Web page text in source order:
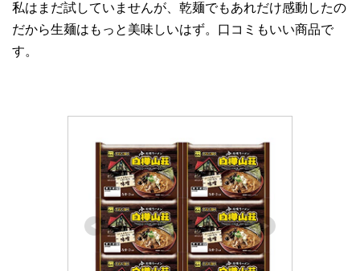
私はまだ試していませんが、乾麺でもあれだけ感動したの
だから生麺はもっと美味しいはず。口コミもいい商品で
す。